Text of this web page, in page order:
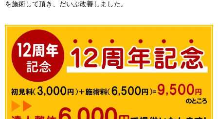
を施術して頂き、だいぶ改善しました。